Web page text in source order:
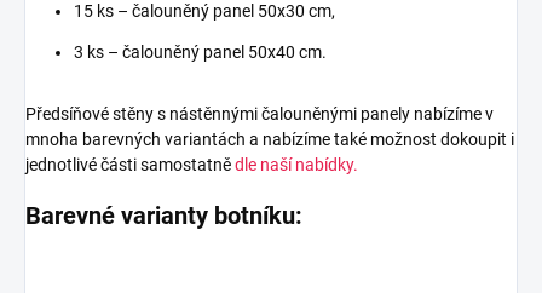
15 ks – čalouněný panel 50x30 cm,
3 ks – čalouněný panel 50x40 cm.
Předsíňové stěny s nástěnnými čalouněnými panely nabízíme v
mnoha barevných variantách a nabízíme také možnost dokoupit i
jednotlivé části samostatnědle naší nabídky.
Barevné varianty botníku: